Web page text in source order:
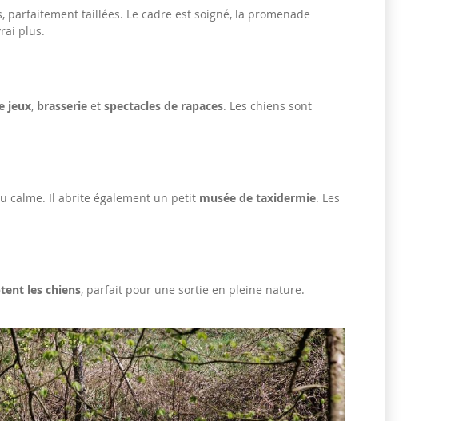
taillées. Le cadre est soigné, la promenade
plus.
jeux, brasserie et spectacles de rapaces. Les chiens sont
calme. Il abrite également un petit musée de taxidermie. Les
les chiens, parfait pour une sortie en pleine nature.